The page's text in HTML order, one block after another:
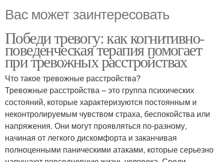
Вас может заинтересовать
Победи тревогу: как когнитивно-
поведенческая терапия помогает
при тревожных расстройствах
Что такое тревожные расстройства?
Тревожные расстройства – это группа психических
состояний, которые характеризуются постоянным и
неконтролируемым чувством страха, беспокойства или
напряжения. Они могут проявляться по-разному,
начиная от легкого дискомфорта и заканчивая
полноценными паническими атаками, которые серьезно